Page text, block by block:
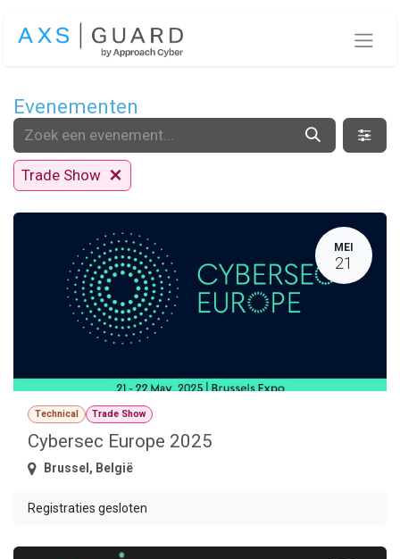
Evenementen
Trade Show
MEI
21
Technical Trade Show
Cybersec Europe 2025
Brussel , België
Registraties gesloten